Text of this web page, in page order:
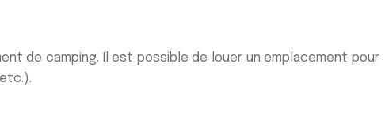
de camping. Il est possible de louer un emplacement pour